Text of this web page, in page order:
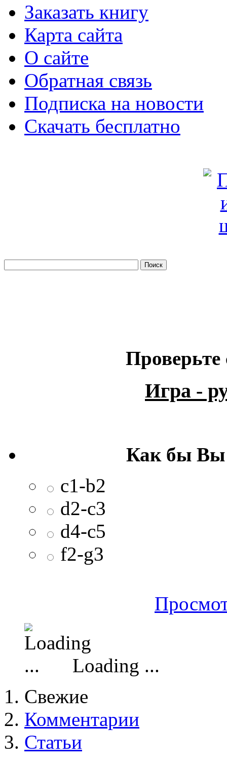
Заказать книгу
Карта сайта
О сайте
Обратная связь
Подписка на новости
Скачать бесплатно
Проверьте
Игра -
Как бы Вы
c1-b2
d2-c3
d4-c5
f2-g3
Loading ...
Свежие
Комментарии
Статьи